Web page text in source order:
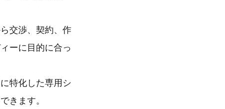
交渉、契約、作
ーに目的に合っ
特化した専用シ
きます。